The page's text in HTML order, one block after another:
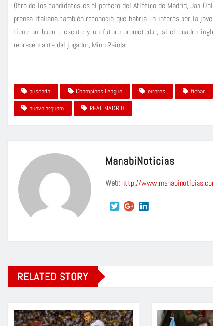
Otro de los candidatos es el portero del Atlético de Madrid, Jan
prensa italiana también reconoció que habría un interés por la
tiene un buen presente y un futuro prometedor, si el cuadro
representante del jugador, Mino Raiola.
buscaría Champions League errores fichar
nuevo arquero
REAL MADRID
ManabiNoticias
Web: http://
RELATED STORY